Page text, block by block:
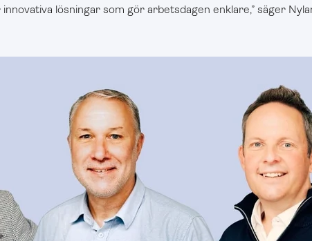
lösningar som gör arbetsdagen enklare,” säger